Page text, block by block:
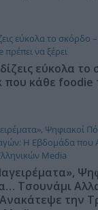
εύκολα το
κάθε foodie
Τσουνάμι
την